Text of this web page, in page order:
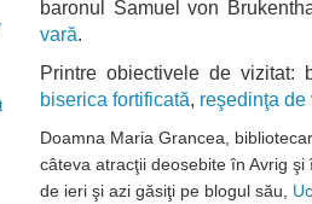
baronul Samuel von
vară.
Printre obiectivele de vizitat:
biserica fortificată, reşedinţa
Doamna Maria Grancea,
câteva atracţii deosebite în Avrig
de ieri şi azi găsiţi pe blogul său,